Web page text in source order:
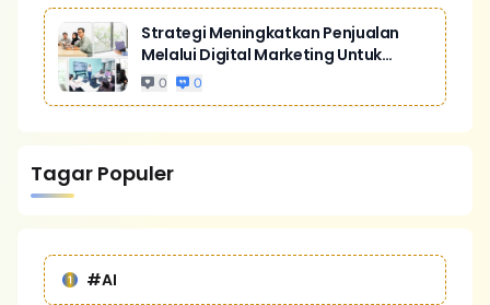
Strategi Meningkatkan Penjualan
Melalui Digital Marketing Untuk
Bisnis Yang Lebih Kompetitif
0 0
Tagar Populer
#AI